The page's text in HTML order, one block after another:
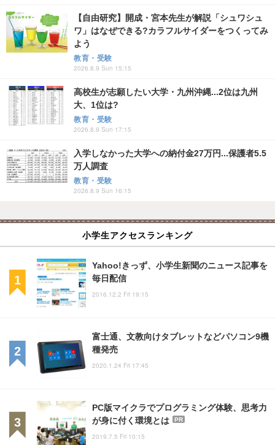
【自由研究】開成・宮本先生が解説「シュワシュ
ワ」はなぜできる?カラフルサイダーをつくってみ
よう
教育・受験
2026.8.9 Sun 15:15
高校生が志願したい大学・九州沖縄...2位は九州
大、1位は?
教育・受験
2026.8.9 Sun 17:15
入学しなかった大学への納付金27万円...保護者5.5
万人調査
教育・受験
2026.8.9 Sun 16:15
小学生アクセスランキング
Yahoo!きっず、小学生新聞のニュース記事を
毎日配信
2016.12.2 Fri 19:15
富士通、文教向けタブレットなどパソコン9機
種発売
2020.1.24 Fri 17:45
PC版マイクラでプログラミング体験、思考力
が身に付く環境とは
PR
2019.7.5 Fri 10:15